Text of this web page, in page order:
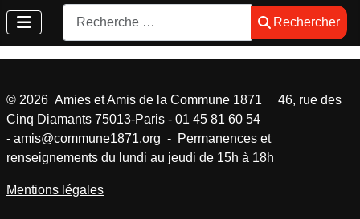
Rechercher
Rechercher
© 2026 Amies et Amis de la Commune 1871 46, rue des
Cinq Diamants 75013-Paris - 01 45 81 60 54
- amis@commune1871.org - Permanences et
renseignements du lundi au jeudi de 15h à 18h
Mentions légales